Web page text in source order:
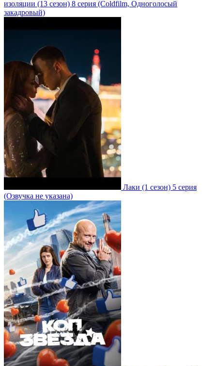
изоляции (13 сезон) 8 серия (Coldfilm, Одноголосый
закадровый)
Лаки (1 сезон) 5 серия
(Озвучка не указана)